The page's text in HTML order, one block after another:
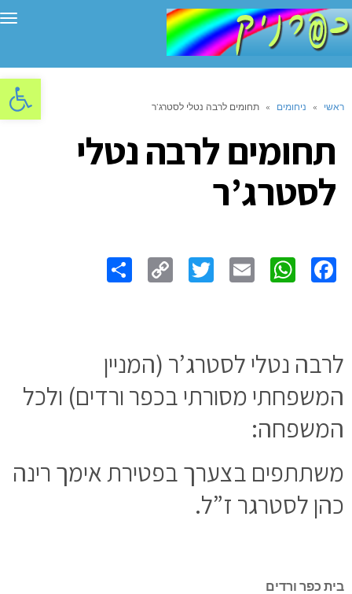
פתח
ראשי » ניחומים » תחומים לרבה נטלי לסטרג’ר
תחומים לרבה נטלי
לסטרג’ר
Link
לרבה נטלי לסטרג’ר (המניין
המשפחתי מסורתי בכפר ורדים) ולכל
המשפחה:
משתתפים בצערך בפטירת אימך רינה
כהן לסטרגר ז”ל.
בית כפר ורדים